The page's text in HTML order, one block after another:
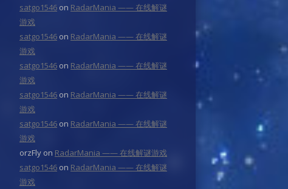
satgo1546 on RadarMania —— 在线解谜
游戏
satgo1546 on RadarMania —— 在线解谜
游戏
satgo1546 on RadarMania —— 在线解谜
游戏
satgo1546 on RadarMania —— 在线解谜
游戏
satgo1546 on RadarMania —— 在线解谜
游戏
orzFly on RadarMania —— 在线解谜游戏
satgo1546 on RadarMania —— 在线解谜
游戏